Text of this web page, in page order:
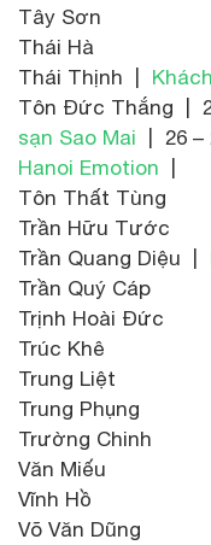
Tây Sơn
Thái Hà
Thái Thịnh |
Tôn Đức Thắng |
sạn Sao Mai | 26 –
Hanoi Emotion
Tôn Thất Tùng
Trần Hữu Tước
Trần Quang Diệu |
Trần Quý Cáp
Trịnh Hoài Đức
Trúc Khê
Trung Liệt
Trung Phụng
Trường Chinh
Văn Miếu
Vĩnh Hồ
Võ Văn Dũng